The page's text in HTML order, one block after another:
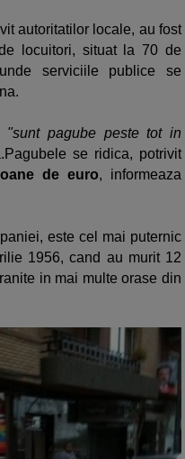
autoritatilor locale, au fost
locuitori, situat la 70 de
serviciile publice se
"sunt pagube peste tot in
se ridica, potrivit
de euro, informeaza
este cel mai puternic
1956, cand au murit 12
in mai multe orase din